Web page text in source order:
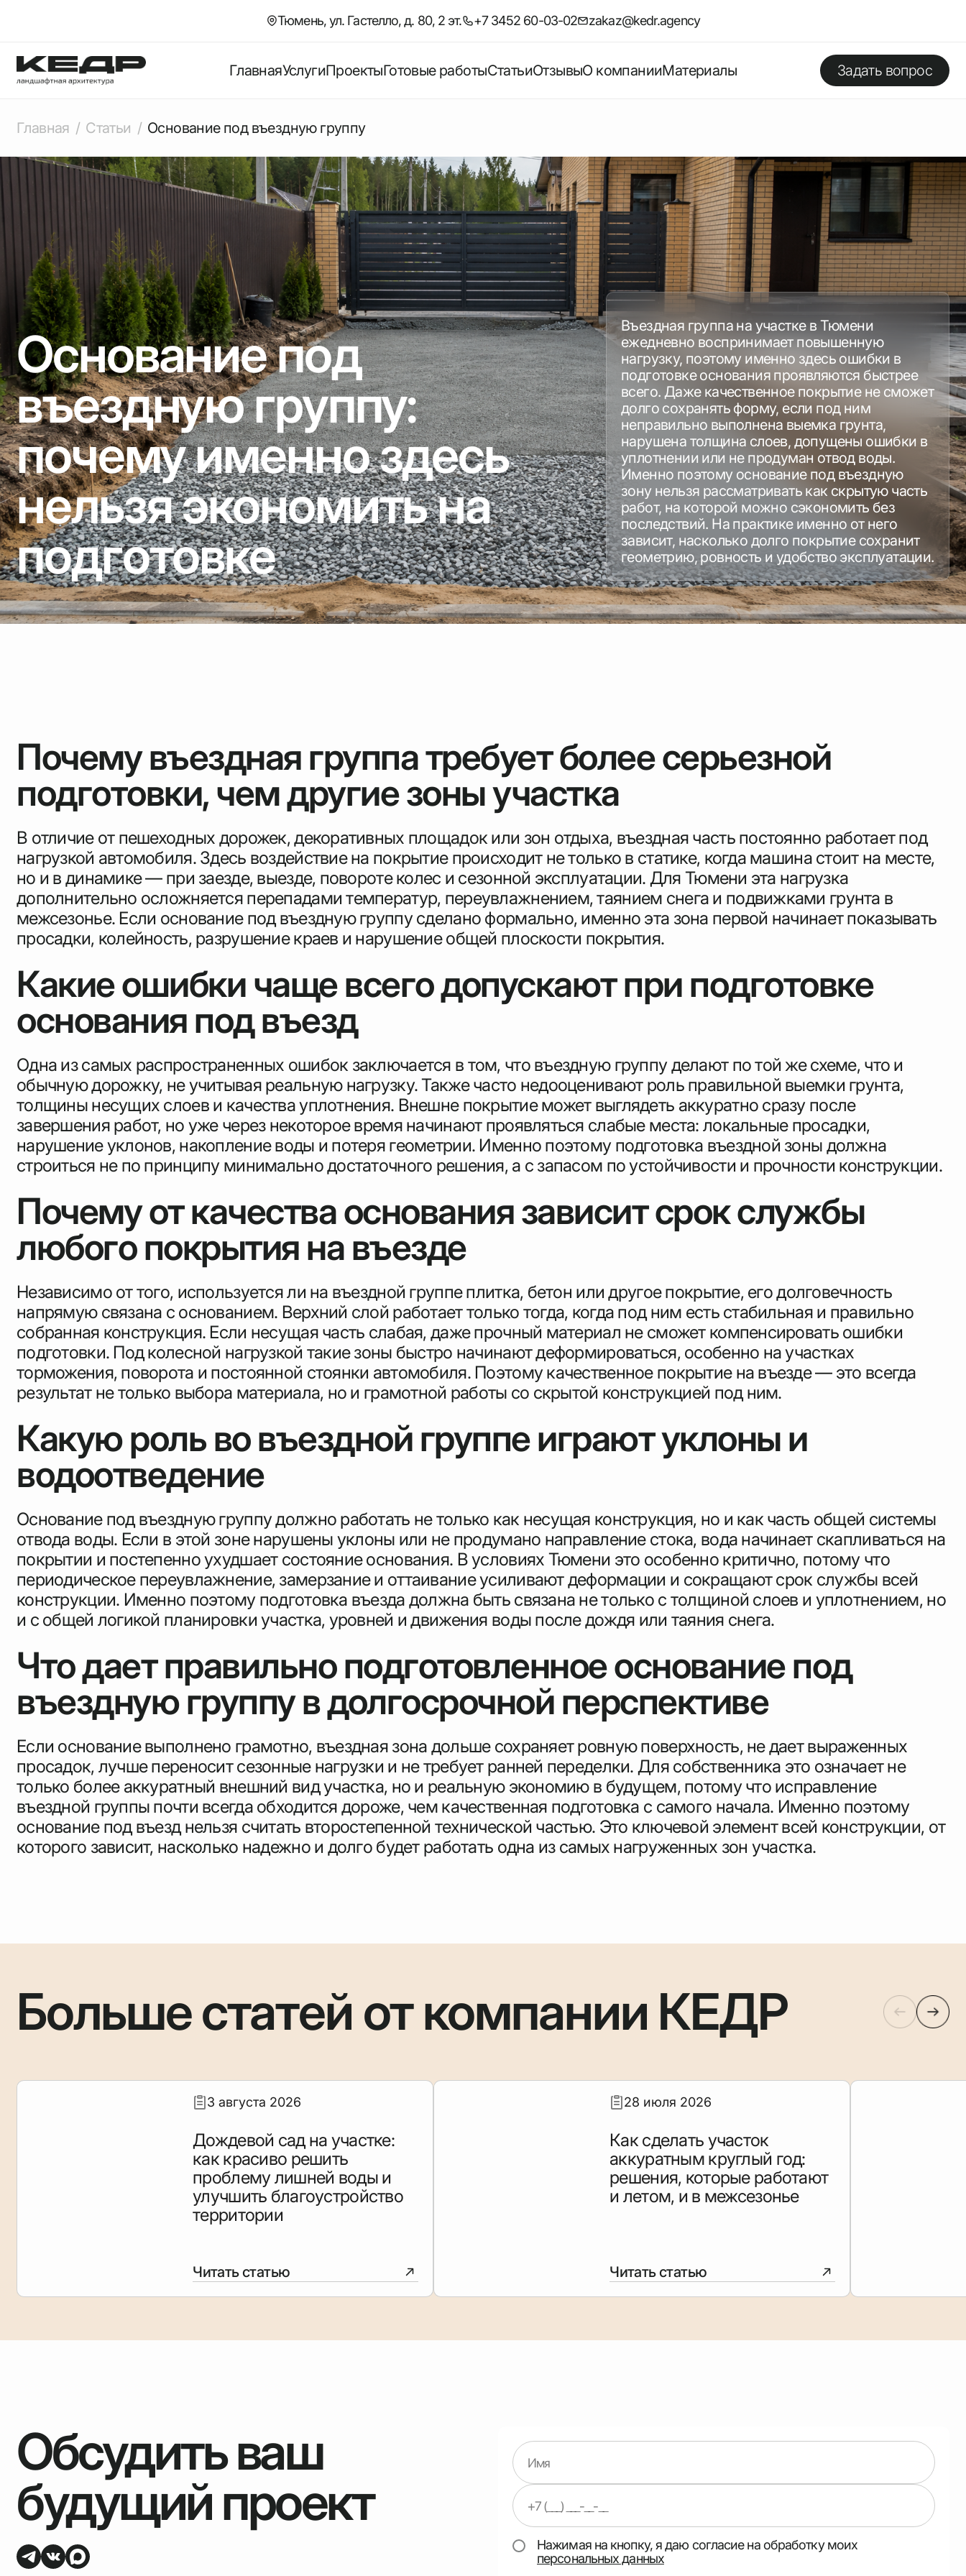
Тюмень, ул. Гастелло, д. 80, 2 эт. +7 3452 60-03-02 zakaz@kedr.agency
ГлавнаяУслугиПроектыГотовые работыСтатьиОтзывыО компанииМатериалы Задать вопрос
Главная Статьи Основание под въездную группу
Основание под
въездную группу:
почему именно здесь
нельзя экономить на
подготовке
Въездная группа на участке в Тюмени
ежедневно воспринимает повышенную
нагрузку, поэтому именно здесь ошибки в
подготовке основания проявляются быстрее
всего. Даже качественное покрытие не сможет
долго сохранять форму, если под ним
неправильно выполнена выемка грунта,
нарушена толщина слоев, допущены ошибки в
уплотнении или не продуман отвод воды.
Именно поэтому основание под въездную
зону нельзя рассматривать как скрытую часть
работ, на которой можно сэкономить без
последствий. На практике именно от него
зависит, насколько долго покрытие сохранит
геометрию, ровность и удобство эксплуатации.
Почему въездная группа требует более серьезной
подготовки, чем другие зоны участка
В отличие от пешеходных дорожек, декоративных площадок или зон отдыха, въездная часть постоянно работает под
нагрузкой автомобиля. Здесь воздействие на покрытие происходит не только в статике, когда машина стоит на месте,
но и в динамике — при заезде, выезде, повороте колес и сезонной эксплуатации. Для Тюмени эта нагрузка
дополнительно осложняется перепадами температур, переувлажнением, таянием снега и подвижками грунта в
межсезонье. Если основание под въездную группу сделано формально, именно эта зона первой начинает показывать
просадки, колейность, разрушение краев и нарушение общей плоскости покрытия.
Какие ошибки чаще всего допускают при подготовке
основания под въезд
Одна из самых распространенных ошибок заключается в том, что въездную группу делают по той же схеме, что и
обычную дорожку, не учитывая реальную нагрузку. Также часто недооценивают роль правильной выемки грунта,
толщины несущих слоев и качества уплотнения. Внешне покрытие может выглядеть аккуратно сразу после
завершения работ, но уже через некоторое время начинают проявляться слабые места: локальные просадки,
нарушение уклонов, накопление воды и потеря геометрии. Именно поэтому подготовка въездной зоны должна
строиться не по принципу минимально достаточного решения, а с запасом по устойчивости и прочности конструкции.
Почему от качества основания зависит срок службы
любого покрытия на въезде
Независимо от того, используется ли на въездной группе плитка, бетон или другое покрытие, его долговечность
напрямую связана с основанием. Верхний слой работает только тогда, когда под ним есть стабильная и правильно
собранная конструкция. Если несущая часть слабая, даже прочный материал не сможет компенсировать ошибки
подготовки. Под колесной нагрузкой такие зоны быстро начинают деформироваться, особенно на участках
торможения, поворота и постоянной стоянки автомобиля. Поэтому качественное покрытие на въезде — это всегда
результат не только выбора материала, но и грамотной работы со скрытой конструкцией под ним.
Какую роль во въездной группе играют уклоны и
водоотведение
Основание под въездную группу должно работать не только как несущая конструкция, но и как часть общей системы
отвода воды. Если в этой зоне нарушены уклоны или не продумано направление стока, вода начинает скапливаться на
покрытии и постепенно ухудшает состояние основания. В условиях Тюмени это особенно критично, потому что
периодическое переувлажнение, замерзание и оттаивание усиливают деформации и сокращают срок службы всей
конструкции. Именно поэтому подготовка въезда должна быть связана не только с толщиной слоев и уплотнением, но
и с общей логикой планировки участка, уровней и движения воды после дождя или таяния снега.
Что дает правильно подготовленное основание под
въездную группу в долгосрочной перспективе
Если основание выполнено грамотно, въездная зона дольше сохраняет ровную поверхность, не дает выраженных
просадок, лучше переносит сезонные нагрузки и не требует ранней переделки. Для собственника это означает не
только более аккуратный внешний вид участка, но и реальную экономию в будущем, потому что исправление
въездной группы почти всегда обходится дороже, чем качественная подготовка с самого начала. Именно поэтому
основание под въезд нельзя считать второстепенной технической частью. Это ключевой элемент всей конструкции, от
которого зависит, насколько надежно и долго будет работать одна из самых нагруженных зон участка.
Больше статей от компании КЕДР
3 августа 2026
Дождевой сад на участке:
как красиво решить
проблему лишней воды и
улучшить благоустройство
территории
Читать статью
28 июля 2026
Как сделать участок
аккуратным круглый год:
решения, которые работают
и летом, и в межсезонье
Читать статью
Обсудить ваш
будущий проект
Нажимая на кнопку, я даю согласие на обработку моих
персональных данных